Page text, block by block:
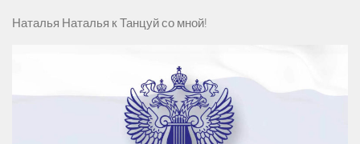
Наталья Наталья кТанцуй со мной!